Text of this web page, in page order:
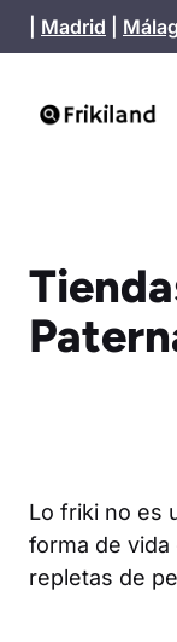
Saltar
al
Madrid
Lo friki no es
forma de
repletas de